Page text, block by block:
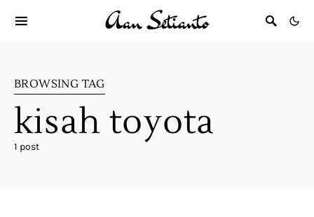
BROWSING TAG
kisah toyota
1 post